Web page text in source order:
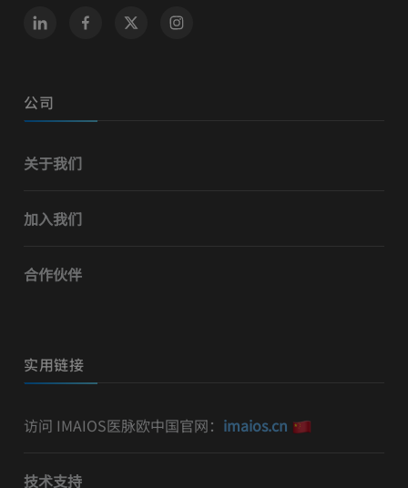
公司
关于我们
加入我们
合作伙伴
实用链接
访问 IMAIOS医脉欧中国官网： imaios.cn
技术支持